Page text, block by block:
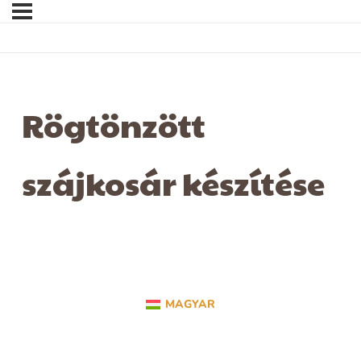
Rögtönzött
szájkosár készítése
MAGYAR